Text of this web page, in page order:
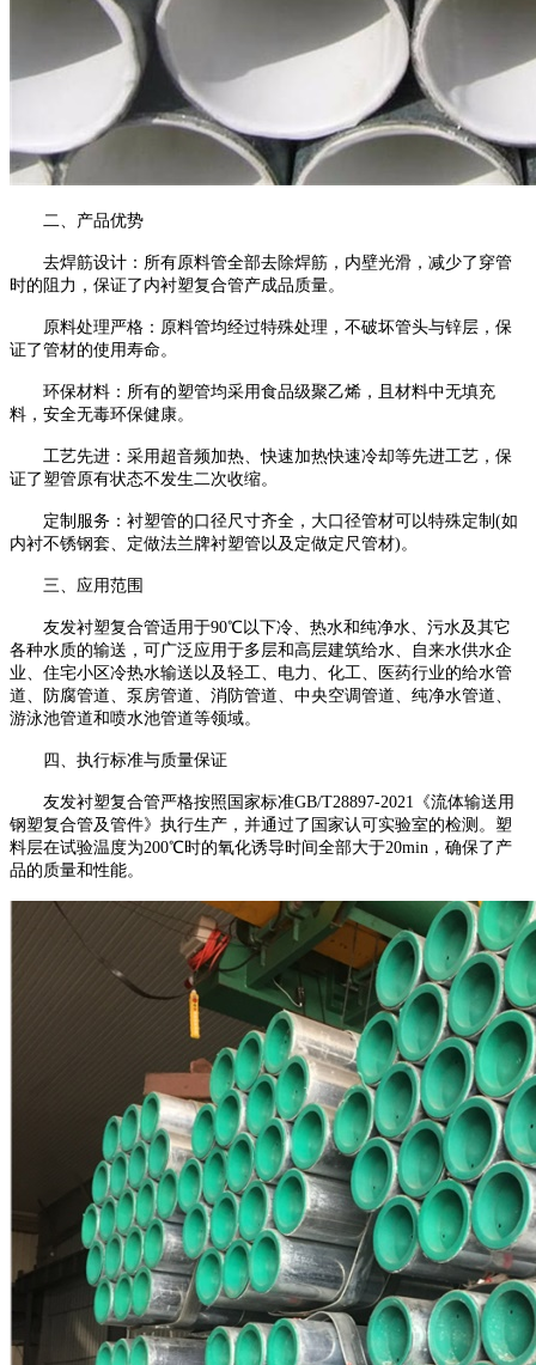
二、产品优势
去焊筋设计：所有原料管全部去除焊筋，内壁光滑，减少了穿管
时的阻力，保证了内衬塑复合管产成品质量。
原料处理严格：原料管均经过特殊处理，不破坏管头与锌层，保
证了管材的使用寿命。
环保材料：所有的塑管均采用食品级聚乙烯，且材料中无填充
料，安全无毒环保健康。
工艺先进：采用超音频加热、快速加热快速冷却等先进工艺，保
证了塑管原有状态不发生二次收缩。
定制服务：衬塑管的口径尺寸齐全，大口径管材可以特殊定制(如
内衬不锈钢套、定做法兰牌衬塑管以及定做定尺管材)。
三、应用范围
友发衬塑复合管适用于90℃以下冷、热水和纯净水、污水及其它
各种水质的输送，可广泛应用于多层和高层建筑给水、自来水供水企
业、住宅小区冷热水输送以及轻工、电力、化工、医药行业的给水管
道、防腐管道、泵房管道、消防管道、中央空调管道、纯净水管道、
游泳池管道和喷水池管道等领域。
四、执行标准与质量保证
友发衬塑复合管严格按照国家标准GB/T28897-2021《流体输送用
钢塑复合管及管件》执行生产，并通过了国家认可实验室的检测。塑
料层在试验温度为200℃时的氧化诱导时间全部大于20min，确保了产
品的质量和性能。